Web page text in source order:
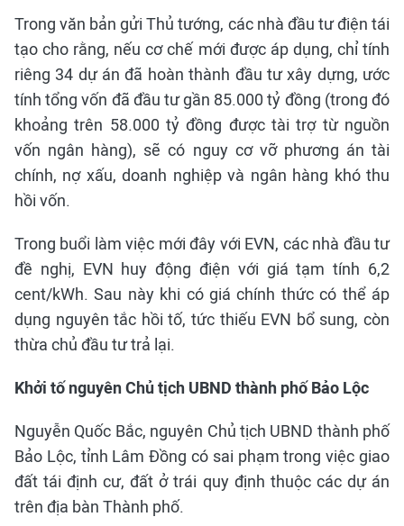
Trong văn bản gửi Thủ tướng, các nhà đầu tư điện tái
tạo cho rằng, nếu cơ chế mới được áp dụng, chỉ tính
riêng 34 dự án đã hoàn thành đầu tư xây dựng, ước
tính tổng vốn đã đầu tư gần 85.000 tỷ đồng (trong đó
khoảng trên 58.000 tỷ đồng được tài trợ từ nguồn
vốn ngân hàng), sẽ có nguy cơ vỡ phương án tài
chính, nợ xấu, doanh nghiệp và ngân hàng khó thu
hồi vốn.
Trong buổi làm việc mới đây với EVN, các nhà đầu tư
đề nghị, EVN huy động điện với giá tạm tính 6,2
cent/kWh. Sau này khi có giá chính thức có thể áp
dụng nguyên tắc hồi tố, tức thiếu EVN bổ sung, còn
thừa chủ đầu tư trả lại.
Khởi tố nguyên Chủ tịch UBND thành phố Bảo Lộc
Nguyễn Quốc Bắc, nguyên Chủ tịch UBND thành phố
Bảo Lộc, tỉnh Lâm Đồng có sai phạm trong việc giao
đất tái định cư, đất ở trái quy định thuộc các dự án
trên địa bàn Thành phố.